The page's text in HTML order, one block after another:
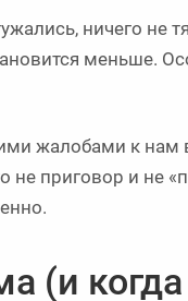
ничего не
меньше.
жалобами к нам
приговор и не
(и